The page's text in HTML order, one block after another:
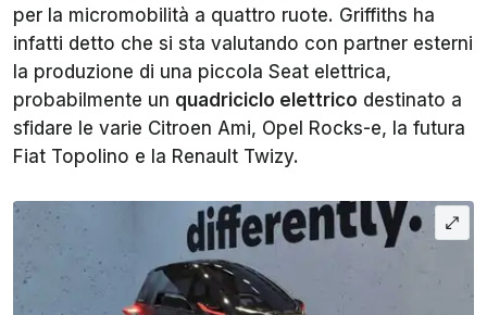
per la micromobilità a quattro ruote. Griffiths ha
infatti detto che si sta valutando con partner esterni
la produzione di una piccola Seat elettrica,
probabilmente un quadriciclo elettrico destinato a
sfidare le varie Citroen Ami, Opel Rocks-e, la futura
Fiat Topolino e la Renault Twizy.